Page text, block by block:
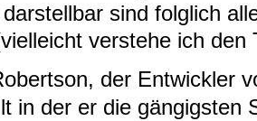
sind folglich
verstehe ich den
der Entwickler
in der er die gängigsten